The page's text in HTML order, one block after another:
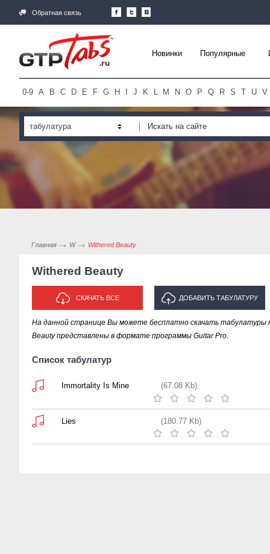
Обратная связь
Новинки Популярные
0-9 A B C D E F G H J K L M N O P Q R S T U V
табулатура
Главная W Withered Beauty
Withered Beauty
СКАЧАТЬ ВСЕ ДОБАВИТЬ ТАБУЛАТУРУ
ИСПОЛНИТЕЛЯ "WITHERED
На данной странице Вы можете бесплатно скачать табулатуры
Beauty представлены в формате программы Guitar Pro.
Список табулатур
Immortality Is Mine (67.08 Kb)
Lies (180.77 Kb)